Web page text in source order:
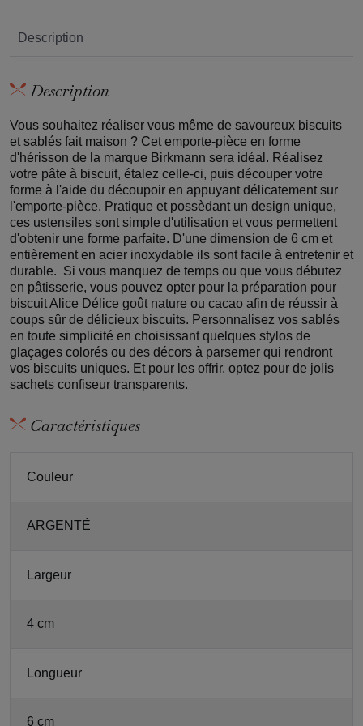
Description
Description
Vous souhaitez réaliser vous même de savoureux biscuits
et sablés fait maison ? Cet emporte-pièce en forme
d'hérisson de la marque Birkmann sera idéal. Réalisez
votre pâte à biscuit, étalez celle-ci, puis découper votre
forme à l'aide du découpoir en appuyant délicatement sur
l'emporte-pièce. Pratique et possèdant un design unique,
ces ustensiles sont simple d'utilisation et vous permettent
d'obtenir une forme parfaite. D'une dimension de 6 cm et
entièrement en acier inoxydable ils sont facile à entretenir et
durable. Si vous manquez de temps ou que vous débutez
en pâtisserie, vous pouvez opter pour la préparation pour
biscuit Alice Délice goût nature ou cacao afin de réussir à
coups sûr de délicieux biscuits. Personnalisez vos sablés
en toute simplicité en choisissant quelques stylos de
glaçages colorés ou des décors à parsemer qui rendront
vos biscuits uniques. Et pour les offrir, optez pour de jolis
sachets confiseur transparents.
Caractéristiques
Couleur
ARGENTÉ
Largeur
4 cm
Longueur
6 cm